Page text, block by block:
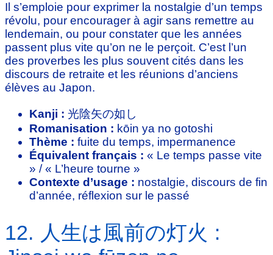
Il s’emploie pour exprimer la nostalgie d’un temps
révolu, pour encourager à agir sans remettre au
lendemain, ou pour constater que les années
passent plus vite qu’on ne le perçoit. C’est l’un
des proverbes les plus souvent cités dans les
discours de retraite et les réunions d’anciens
élèves au Japon.
Kanji : 光陰矢の如し
Romanisation : kōin ya no gotoshi
Thème : fuite du temps, impermanence
Équivalent français : « Le temps passe vite
» / « L’heure tourne »
Contexte d’usage : nostalgie, discours de fin
d’année, réflexion sur le passé
12. 人生は風前の灯火 :